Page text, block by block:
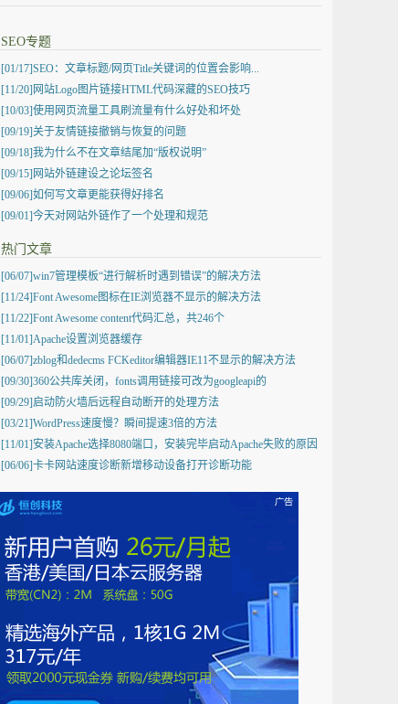
SEO专题
[01/17]SEO：文章标题/网页Title关键词的位置会影响...
[11/20]网站Logo图片链接HTML代码深藏的SEO技巧
[10/03]使用网页流量工具刷流量有什么好处和坏处
[09/19]关于友情链接撤销与恢复的问题
[09/18]我为什么不在文章结尾加“版权说明”
[09/15]网站外链建设之论坛签名
[09/06]如何写文章更能获得好排名
[09/01]今天对网站外链作了一个处理和规范
热门文章
[06/07]win7管理模板“进行解析时遇到错误”的解决方法
[11/24]Font Awesome图标在IE浏览器不显示的解决方法
[11/22]Font Awesome content代码汇总，共246个
[11/01]Apache设置浏览器缓存
[06/07]zblog和dedecms FCKeditor编辑器IE11不显示的解决方法
[09/30]360公共库关闭，fonts调用链接可改为googleapi的
[09/29]启动防火墙后远程自动断开的处理方法
[03/21]WordPress速度慢？瞬间提速3倍的方法
[11/01]安装Apache选择8080端口，安装完毕启动Apache失败的原因
[06/06]卡卡网站速度诊断新增移动设备打开诊断功能